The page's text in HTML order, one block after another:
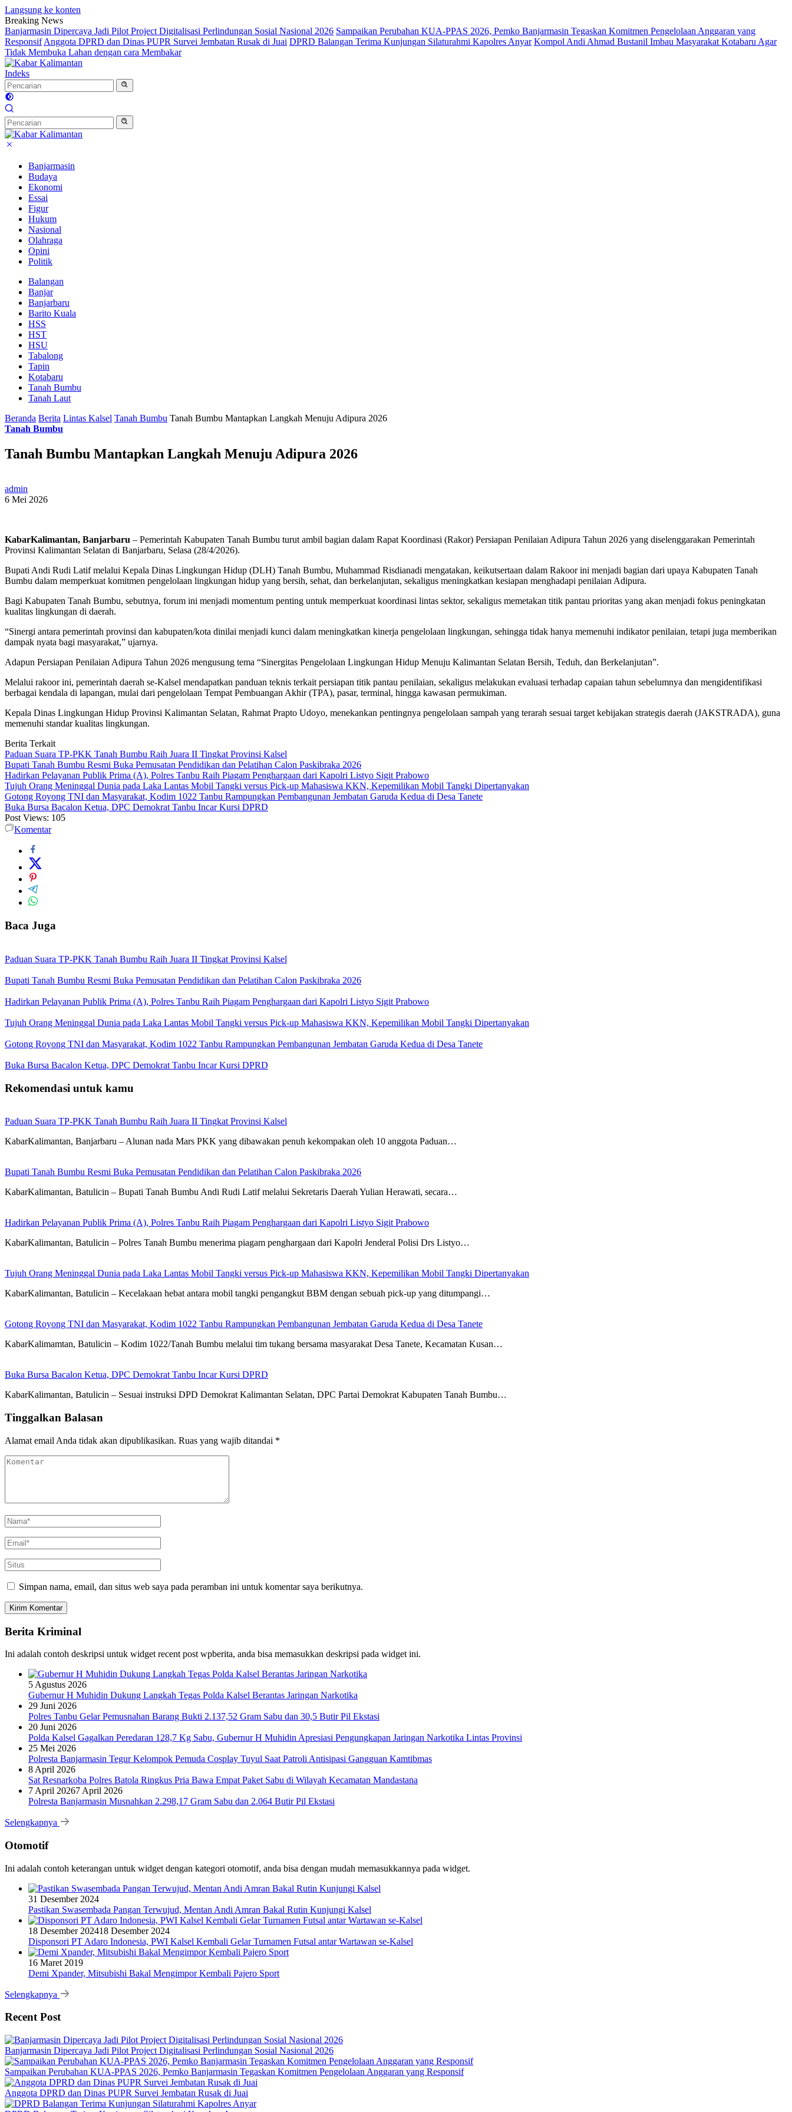
Langsung ke konten
Breaking News
Banjarmasin Dipercaya Jadi Pilot Project Digitalisasi Perlindungan Sosial Nasional 2026 Sampaikan Perubahan KUA-PPAS 2026, Pemko Banjarmasin Tegaskan Komitmen Pengelolaan Anggaran yang
Responsif Anggota DPRD dan Dinas PUPR Survei Jembatan Rusak di Juai DPRD Balangan Terima Kunjungan Silaturahmi Kapolres Anyar Kompol Andi Ahmad Bustanil Imbau Masyarakat Kotabaru Agar
Tidak Membuka Lahan dengan cara Membakar
Indeks
Banjarmasin
Budaya
Ekonomi
Essai
Figur
Hukum
Nasional
Olahraga
Opini
Politik
Balangan
Banjar
Banjarbaru
Barito Kuala
HSS
HST
HSU
Tabalong
Tapin
Kotabaru
Tanah Bumbu
Tanah Laut
Beranda Berita Lintas Kalsel Tanah Bumbu Tanah Bumbu Mantapkan Langkah Menuju Adipura 2026
Tanah Bumbu
Tanah Bumbu Mantapkan Langkah Menuju Adipura 2026
admin
6 Mei 2026
KabarKalimantan, Banjarbaru – Pemerintah Kabupaten Tanah Bumbu turut ambil bagian dalam Rapat Koordinasi (Rakor) Persiapan Penilaian Adipura Tahun 2026 yang diselenggarakan Pemerintah
Provinsi Kalimantan Selatan di Banjarbaru, Selasa (28/4/2026).
Bupati Andi Rudi Latif melalui Kepala Dinas Lingkungan Hidup (DLH) Tanah Bumbu, Muhammad Risdianadi mengatakan, keikutsertaan dalam Rakoor ini menjadi bagian dari upaya Kabupaten Tanah
Bumbu dalam memperkuat komitmen pengelolaan lingkungan hidup yang bersih, sehat, dan berkelanjutan, sekaligus meningkatkan kesiapan menghadapi penilaian Adipura.
Bagi Kabupaten Tanah Bumbu, sebutnya, forum ini menjadi momentum penting untuk memperkuat koordinasi lintas sektor, sekaligus memetakan titik pantau prioritas yang akan menjadi fokus peningkatan
kualitas lingkungan di daerah.
“Sinergi antara pemerintah provinsi dan kabupaten/kota dinilai menjadi kunci dalam meningkatkan kinerja pengelolaan lingkungan, sehingga tidak hanya memenuhi indikator penilaian, tetapi juga memberikan
dampak nyata bagi masyarakat,” ujarnya.
Adapun Persiapan Penilaian Adipura Tahun 2026 mengusung tema “Sinergitas Pengelolaan Lingkungan Hidup Menuju Kalimantan Selatan Bersih, Teduh, dan Berkelanjutan”.
Melalui rakoor ini, pemerintah daerah se-Kalsel mendapatkan panduan teknis terkait persiapan titik pantau penilaian, sekaligus melakukan evaluasi terhadap capaian tahun sebelumnya dan mengidentifikasi
berbagai kendala di lapangan, mulai dari pengelolaan Tempat Pembuangan Akhir (TPA), pasar, terminal, hingga kawasan permukiman.
Kepala Dinas Lingkungan Hidup Provinsi Kalimantan Selatan, Rahmat Prapto Udoyo, menekankan pentingnya pengelolaan sampah yang terarah sesuai target kebijakan strategis daerah (JAKSTRADA), guna
memenuhi standar kualitas lingkungan.
Berita Terkait
Paduan Suara TP-PKK Tanah Bumbu Raih Juara II Tingkat Provinsi Kalsel
Bupati Tanah Bumbu Resmi Buka Pemusatan Pendidikan dan Pelatihan Calon Paskibraka 2026
Hadirkan Pelayanan Publik Prima (A), Polres Tanbu Raih Piagam Penghargaan dari Kapolri Listyo Sigit Prabowo
Tujuh Orang Meninggal Dunia pada Laka Lantas Mobil Tangki versus Pick-up Mahasiswa KKN, Kepemilikan Mobil Tangki Dipertanyakan
Gotong Royong TNI dan Masyarakat, Kodim 1022 Tanbu Rampungkan Pembangunan Jembatan Garuda Kedua di Desa Tanete
Buka Bursa Bacalon Ketua, DPC Demokrat Tanbu Incar Kursi DPRD
Post Views: 105
Komentar
Baca Juga
Paduan Suara TP-PKK Tanah Bumbu Raih Juara II Tingkat Provinsi Kalsel
Bupati Tanah Bumbu Resmi Buka Pemusatan Pendidikan dan Pelatihan Calon Paskibraka 2026
Hadirkan Pelayanan Publik Prima (A), Polres Tanbu Raih Piagam Penghargaan dari Kapolri Listyo Sigit Prabowo
Tujuh Orang Meninggal Dunia pada Laka Lantas Mobil Tangki versus Pick-up Mahasiswa KKN, Kepemilikan Mobil Tangki Dipertanyakan
Gotong Royong TNI dan Masyarakat, Kodim 1022 Tanbu Rampungkan Pembangunan Jembatan Garuda Kedua di Desa Tanete
Buka Bursa Bacalon Ketua, DPC Demokrat Tanbu Incar Kursi DPRD
Rekomendasi untuk kamu
Paduan Suara TP-PKK Tanah Bumbu Raih Juara II Tingkat Provinsi Kalsel
KabarKalimantan, Banjarbaru – Alunan nada Mars PKK yang dibawakan penuh kekompakan oleh 10 anggota Paduan…
Bupati Tanah Bumbu Resmi Buka Pemusatan Pendidikan dan Pelatihan Calon Paskibraka 2026
KabarKalimantan, Batulicin – Bupati Tanah Bumbu Andi Rudi Latif melalui Sekretaris Daerah Yulian Herawati, secara…
Hadirkan Pelayanan Publik Prima (A), Polres Tanbu Raih Piagam Penghargaan dari Kapolri Listyo Sigit Prabowo
KabarKalimantan, Batulicin – Polres Tanah Bumbu menerima piagam penghargaan dari Kapolri Jenderal Polisi Drs Listyo…
Tujuh Orang Meninggal Dunia pada Laka Lantas Mobil Tangki versus Pick-up Mahasiswa KKN, Kepemilikan Mobil Tangki Dipertanyakan
KabarKalimantan, Batulicin – Kecelakaan hebat antara mobil tangki pengangkut BBM dengan sebuah pick-up yang ditumpangi…
Gotong Royong TNI dan Masyarakat, Kodim 1022 Tanbu Rampungkan Pembangunan Jembatan Garuda Kedua di Desa Tanete
KabarKalimamtan, Batulicin – Kodim 1022/Tanah Bumbu melalui tim tukang bersama masyarakat Desa Tanete, Kecamatan Kusan…
Buka Bursa Bacalon Ketua, DPC Demokrat Tanbu Incar Kursi DPRD
KabarKalimantan, Batulicin – Sesuai instruksi DPD Demokrat Kalimantan Selatan, DPC Partai Demokrat Kabupaten Tanah Bumbu…
Tinggalkan Balasan
Alamat email Anda tidak akan dipublikasikan. Ruas yang wajib ditandai *
Simpan nama, email, dan situs web saya pada peramban ini untuk komentar saya berikutnya.
Berita Kriminal
Ini adalah contoh deskripsi untuk widget recent post wpberita, anda bisa memasukkan deskripsi pada widget ini.
5 Agustus 2026
Gubernur H Muhidin Dukung Langkah Tegas Polda Kalsel Berantas Jaringan Narkotika
29 Juni 2026
Polres Tanbu Gelar Pemusnahan Barang Bukti 2.137,52 Gram Sabu dan 30,5 Butir Pil Ekstasi
20 Juni 2026
Polda Kalsel Gagalkan Peredaran 128,7 Kg Sabu, Gubernur H Muhidin Apresiasi Pengungkapan Jaringan Narkotika Lintas Provinsi
25 Mei 2026
Polresta Banjarmasin Tegur Kelompok Pemuda Cosplay Tuyul Saat Patroli Antisipasi Gangguan Kamtibmas
8 April 2026
Sat Resnarkoba Polres Batola Ringkus Pria Bawa Empat Paket Sabu di Wilayah Kecamatan Mandastana
7 April 20267 April 2026
Polresta Banjarmasin Musnahkan 2.298,17 Gram Sabu dan 2.064 Butir Pil Ekstasi
Selengkapnya
Otomotif
Ini adalah contoh keterangan untuk widget dengan kategori otomotif, anda bisa dengan mudah memasukkannya pada widget.
31 Desember 2024
Pastikan Swasembada Pangan Terwujud, Mentan Andi Amran Bakal Rutin Kunjungi Kalsel
18 Desember 202418 Desember 2024
Disponsori PT Adaro Indonesia, PWI Kalsel Kembali Gelar Turnamen Futsal antar Wartawan se-Kalsel
16 Maret 2019
Demi Xpander, Mitsubishi Bakal Mengimpor Kembali Pajero Sport
Selengkapnya
Recent Post
Banjarmasin Dipercaya Jadi Pilot Project Digitalisasi Perlindungan Sosial Nasional 2026
Sampaikan Perubahan KUA-PPAS 2026, Pemko Banjarmasin Tegaskan Komitmen Pengelolaan Anggaran yang Responsif
Anggota DPRD dan Dinas PUPR Survei Jembatan Rusak di Juai